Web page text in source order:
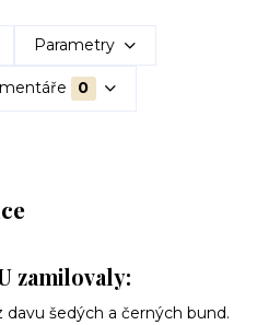
Parametry
0
zamilovaly:
davu šedých a černých bund.